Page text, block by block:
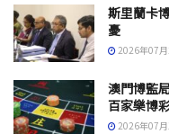
斯里蘭卡
憂
2026年07
澳門博監
百家樂博
2026年07